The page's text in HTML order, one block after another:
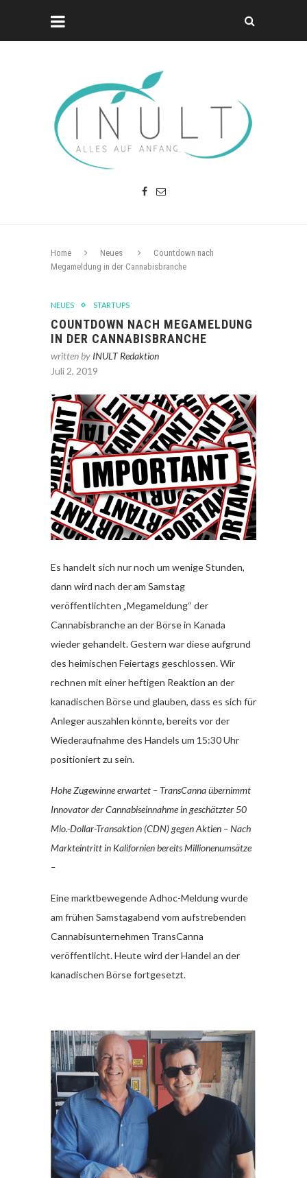
Home Neues
Countdown nach
Megameldung in der Cannabisbranche
NEUES STARTUPS
COUNTDOWN NACH MEGAMELDUNG
IN DER CANNABISBRANCHE
written by INULT Redaktion
Juli 2, 2019
Es handelt sich nur noch um wenige Stunden,
dann wird nach der am Samstag
veröffentlichten „Megameldung“ der
Cannabisbranche an der Börse in Kanada
wieder gehandelt. Gestern war diese aufgrund
des heimischen Feiertags geschlossen. Wir
rechnen mit einer heftigen Reaktion an der
kanadischen Börse und glauben, dass es sich für
Anleger auszahlen könnte, bereits vor der
Wiederaufnahme des Handels um 15:30 Uhr
positioniert zu sein.
Hohe Zugewinne erwartet – TransCanna übernimmt
Innovator der Cannabiseinnahme in geschätzter 50
Mio.-Dollar-Transaktion (CDN) gegen Aktien – Nach
Markteintritt in Kalifornien bereits Millionenumsätze
–
Eine marktbewegende Adhoc-Meldung wurde
am frühen Samstagabend vom aufstrebenden
Cannabisunternehmen TransCanna
veröffentlicht. Heute wird der Handel an der
kanadischen Börse fortgesetzt.